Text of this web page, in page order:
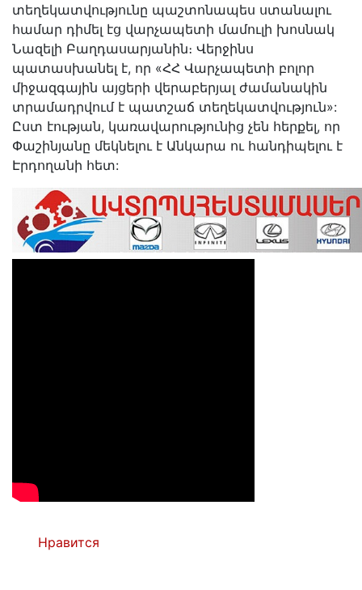
տեղեկատվությունը պաշտոնապես ստանալու
համար դիմել էց վարչապետի մամուլի խոսնակ
Նազելի Բաղդասարյանին։ Վերջինս
պատասխանել է, որ «ՀՀ Վարչապետի բոլոր
միջազգային այցերի վերաբերյալ ժամանակին
տրամադրվում է պատշաճ տեղեկատվություն»:
Ըստ էության, կառավարությունից չեն հերքել, որ
Փաշինյանը մեկնելու է Անկարա ու հանդիպելու է
Էրդողանի հետ:
Нравится